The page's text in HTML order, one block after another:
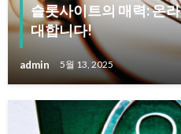
슬롯사이트의 매력: 온
대합니다!
admin 5월 13, 2025